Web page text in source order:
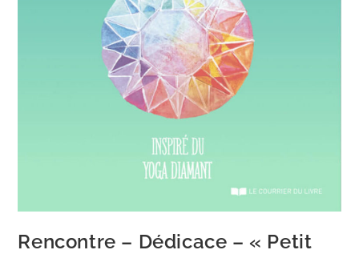
Rencontre – Dédicace – « Petit